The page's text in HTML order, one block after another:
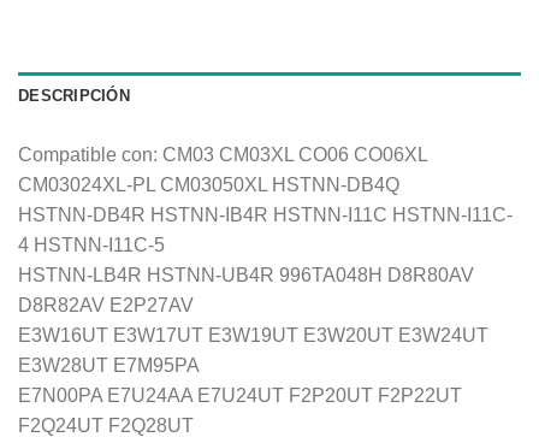
DESCRIPCIÓN
Compatible con: CM03 CM03XL CO06 CO06XL
CM03024XL-PL CM03050XL HSTNN-DB4Q
HSTNN-DB4R HSTNN-IB4R HSTNN-I11C HSTNN-I11C-
4 HSTNN-I11C-5
HSTNN-LB4R HSTNN-UB4R 996TA048H D8R80AV
D8R82AV E2P27AV
E3W16UT E3W17UT E3W19UT E3W20UT E3W24UT
E3W28UT E7M95PA
E7N00PA E7U24AA E7U24UT F2P20UT F2P22UT
F2Q24UT F2Q28UT